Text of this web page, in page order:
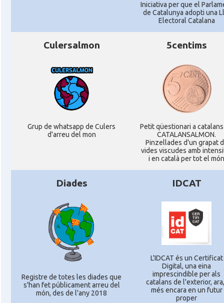
Iniciativa per que el
de Catalunya adopti una
Electoral Catalana
Culersalmon
Grup de whatsapp de Culers
d'arreu del mon
5centims
Petit qüestionari a
CATALANSALMON.
Pinzellades d'un grapat
vides viscudes amb
i en català per tot el món
Diades
Registre de totes les diades que
s'han fet públicament arreu del
món, des de l'any 2018
IDCAT
L'IDCAT és un Certificat
Digital, una eina
imprescindible per als
catalans de l'exterior,
més encara en un futur
proper